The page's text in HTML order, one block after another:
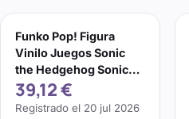
Funko Pop! Figura
Vinilo Juegos Sonic
the Hedgehog Sonic
con Anillo 283
39,12 €
Registrado el 20 jul 2026